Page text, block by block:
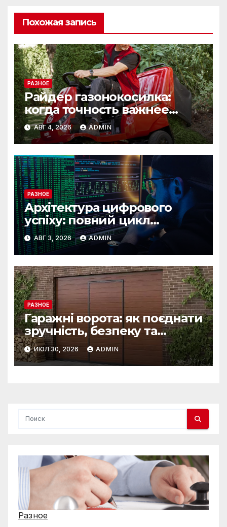
Похожая запись
РАЗНОЕ
Райдер газонокосилка:
когда точность важнее
скорости
АВГ 4, 2026 ADMIN
РАЗНОЕ
Архітектура цифрового
успіху: повний цикл
розробки від IST Group
АВГ 3, 2026 ADMIN
РАЗНОЕ
Гаражні ворота: як поєднати
зручність, безпеку та
довговічність
ИЮЛ 30, 2026 ADMIN
Разное